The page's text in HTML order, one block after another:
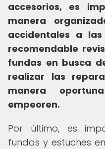
accesorios, es
manera
accidentales a
recomendable
fundas en busca
realizar las
manera
empeoren.
Por último, es
fundas y estuches